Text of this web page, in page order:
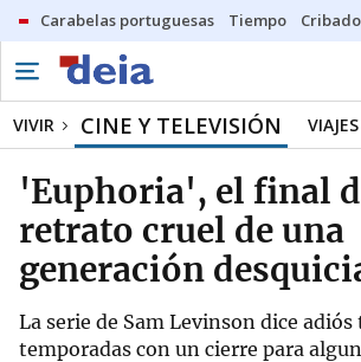
Carabelas portuguesas Tiempo
VIVIR CINE Y TELEVISIÓN VIAJES
'Euphoria', el final
retrato cruel de una
generación
La serie de Sam Levinson dice
temporadas con un cierre para